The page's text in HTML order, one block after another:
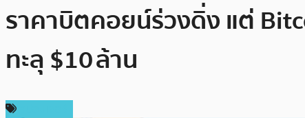
ราคาบิตคอยน์ร่วงดิ่ง แต่
ทะลุ $10 ล้าน